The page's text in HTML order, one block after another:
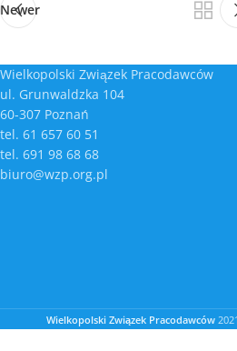
Newer
Wielkopolski Związek Pracodawców
ul. Grunwaldzka 104
60-307 Poznań
tel. 61 657 60 51
tel. 691 98 68 68
biuro@wzp.org.pl
Wielkopolski Związek Pracodawców